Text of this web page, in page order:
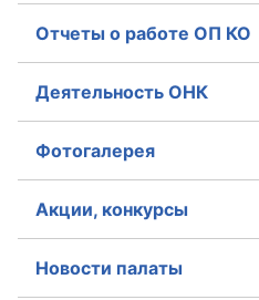
Отчеты о работе ОП КО
Деятельность ОНК
Фотогалерея
Акции, конкурсы
Новости палаты